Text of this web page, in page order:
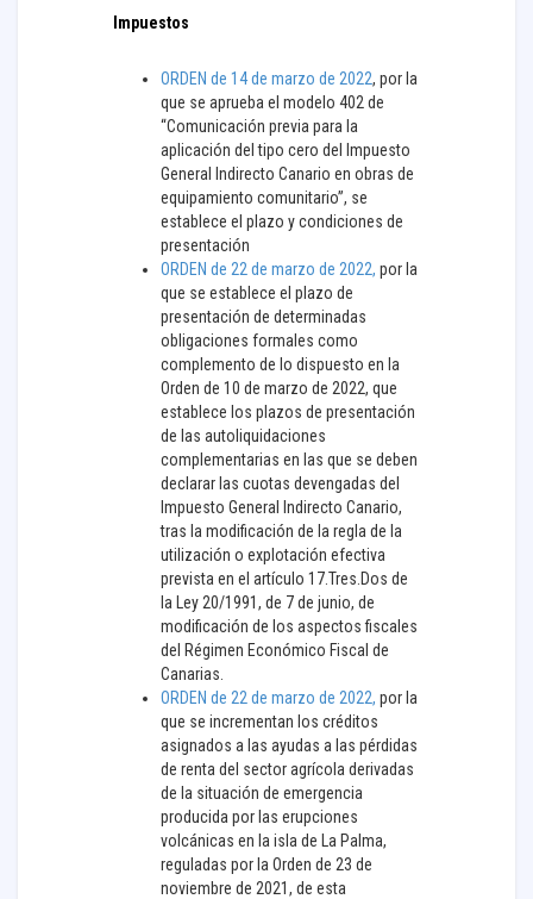
Impuestos
ORDEN de 14 de marzo de 2022, por la
que se aprueba el modelo 402 de
“Comunicación previa para la
aplicación del tipo cero del Impuesto
General Indirecto Canario en obras de
equipamiento comunitario”, se
establece el plazo y condiciones de
presentación
ORDEN de 22 de marzo de 2022, por la
que se establece el plazo de
presentación de determinadas
obligaciones formales como
complemento de lo dispuesto en la
Orden de 10 de marzo de 2022, que
establece los plazos de presentación
de las autoliquidaciones
complementarias en las que se deben
declarar las cuotas devengadas del
Impuesto General Indirecto Canario,
tras la modificación de la regla de la
utilización o explotación efectiva
prevista en el artículo 17.Tres.Dos de
la Ley 20/1991, de 7 de junio, de
modificación de los aspectos fiscales
del Régimen Económico Fiscal de
Canarias.
ORDEN de 22 de marzo de 2022, por la
que se incrementan los créditos
asignados a las ayudas a las pérdidas
de renta del sector agrícola derivadas
de la situación de emergencia
producida por las erupciones
volcánicas en la isla de La Palma,
reguladas por la Orden de 23 de
noviembre de 2021, de esta